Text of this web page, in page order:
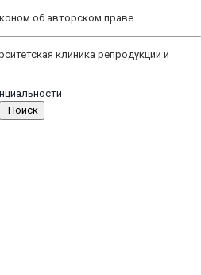
об авторском праве.
клиника репродукции и
Поиск